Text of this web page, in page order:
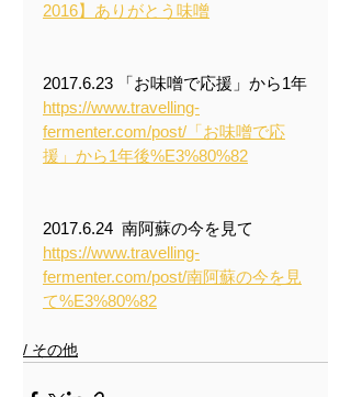
2016】ありがとう味噌
2017.6.23 「お味噌で応援」から1年
https://www.travelling-
fermenter.com/post/「お味噌で応
援」から1年後%E3%80%82
2017.6.24  南阿蘇の今を見て
https://www.travelling-
fermenter.com/post/南阿蘇の今を見
て%E3%80%82
/ その他